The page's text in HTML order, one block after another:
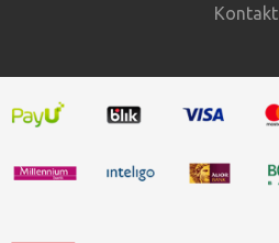
Kontakt